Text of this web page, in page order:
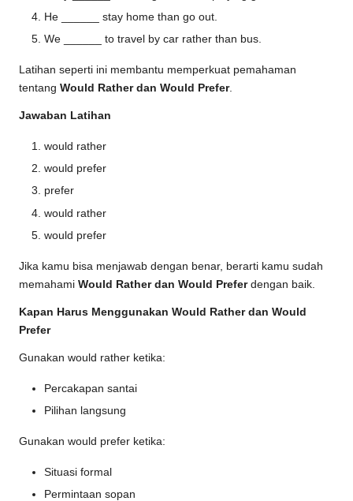
He ______ stay home than go out.
We ______ to travel by car rather than bus.
Latihan seperti ini membantu memperkuat pemahaman
tentang Would Rather dan Would Prefer.
Jawaban Latihan
would rather
would prefer
prefer
would rather
would prefer
Jika kamu bisa menjawab dengan benar, berarti kamu sudah
memahami Would Rather dan Would Preferdengan baik.
Kapan Harus Menggunakan Would Rather dan Would
Prefer
Gunakan would rather ketika:
Percakapan santai
Pilihan langsung
Gunakan would prefer ketika:
Situasi formal
Permintaan sopan